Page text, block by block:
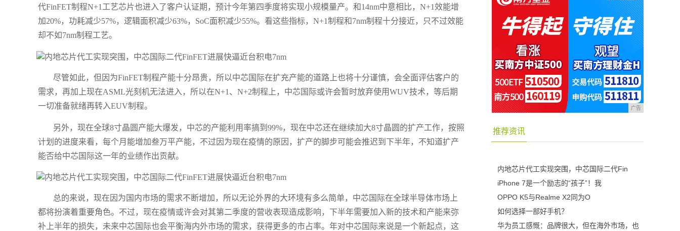
代FinFET制程N+1工艺芯片也进入了客户认证期，预计今年第四季度将实现小规模量产。和14nm中意相比，N+1效能增
加20%，功耗减少57%，逻辑面积减少63%，SoC面积减少55%。看这些指标，N+1制程和7nm制程十分接近，只不过效能
却不如7nm制程工艺。
​尽管如此，但因为FinFET制程产能十分昂贵，所以中芯国际在扩充产能的道路上也将十分谨慎，会全面评估客户的
需求，再加上现在ASML光刻机无法进入，所以在N+1、N+2制程上，中芯国际或许会暂时放弃使用WUV技术，等后期
一切准备就绪再转入EUV制程。
另外，现在全球8寸晶圆产能大爆发，中芯的产能利用率搞到99%，现在中芯还在继续加大8寸晶圆的扩产工作，按照
计划的进度来看，每个月能增加叁万平产能，不过因为现在疫情的原因，扩产的脚步可能会推迟到下半年，不知道扩产
能否给中芯国际这一年的业绩作出贡献。
​总的来说，现在因为国内市场的需求不断增加，所以无论外界的大环境有多么简单，中芯国际在全球半导体市场上
都将扮演着重要角色。不过，现在疫情或许会对其第二季度的营收表现造成影响，下半年需要加入新的技术和产能来弥
补上半年的损失，未来中芯国际也会平衡海内外市场的需求，获得更多的市占率。年对中芯国际来说是一个新起点，这
广告
推荐资讯
内地芯片代工实现突围，中芯国际二代Fin
iPhone 7是一个励志的“孩子”！我
OPPO K5与Realme X2同为O
如何选择一部好手机？
华为员工感慨：品牌很大，但在海外市场，也